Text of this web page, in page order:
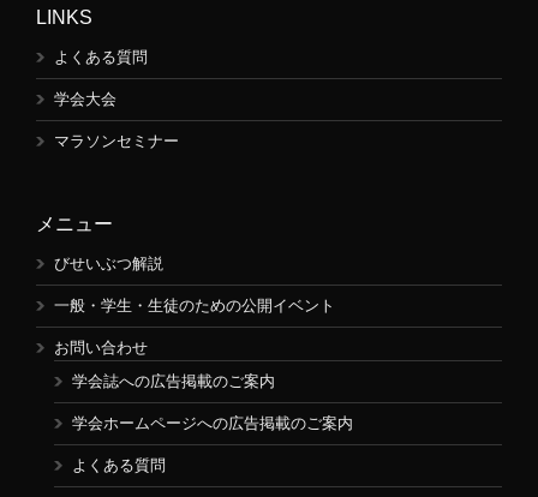
LINKS
よくある質問
学会大会
マラソンセミナー
メニュー
びせいぶつ解説
一般・学生・生徒のための公開イベント
お問い合わせ
学会誌への広告掲載のご案内
学会ホームページへの広告掲載のご案内
よくある質問